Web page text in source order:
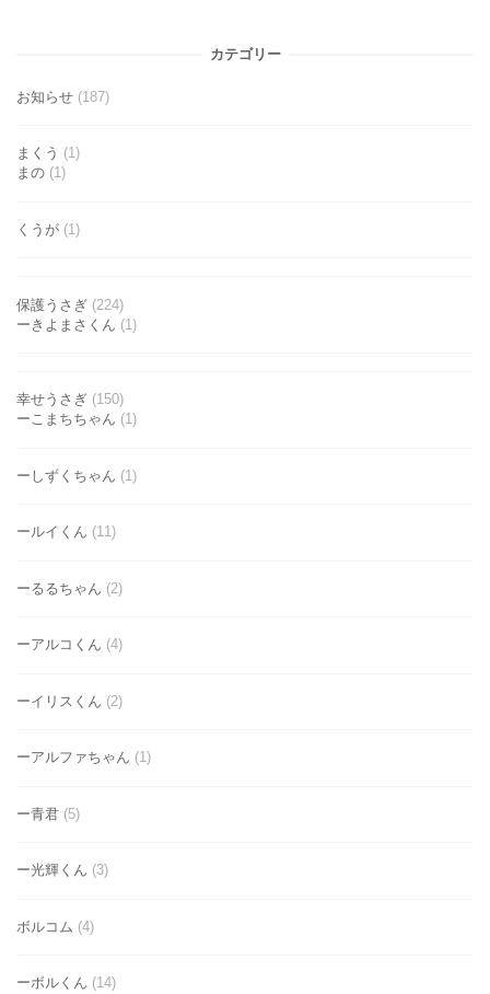
カテゴリー
お知らせ (187)
まくう (1)
まの (1)
くうが (1)
保護うさぎ (224)
ーきよまさくん (1)
幸せうさぎ (150)
ーこまちちゃん (1)
ーしずくちゃん (1)
ールイくん (11)
ーるるちゃん (2)
ーアルコくん (4)
ーイリスくん (2)
ーアルファちゃん (1)
ー青君 (5)
ー光輝くん (3)
ボルコム (4)
ーボルくん (14)